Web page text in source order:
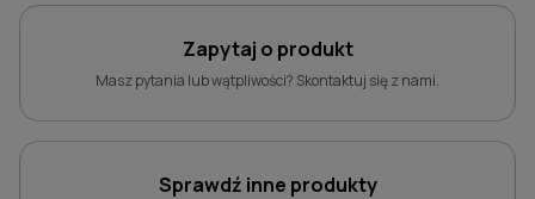
Zapytaj o produkt
Masz pytania lub wątpliwości? Skontaktuj się z nami.
Sprawdź inne produkty